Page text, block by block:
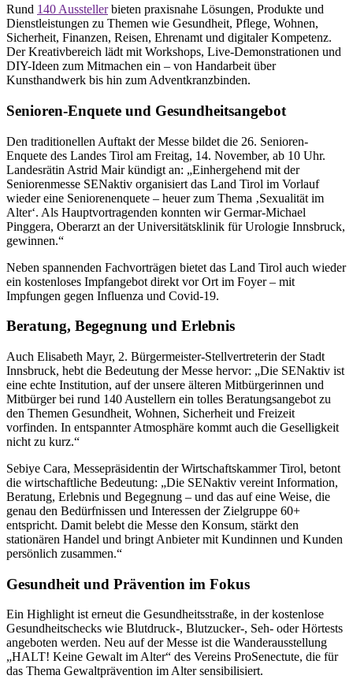
Rund 140 Ausstellerbieten praxisnahe Lösungen, Produkte und
Dienstleistungen zu Themen wie Gesundheit, Pflege, Wohnen,
Sicherheit, Finanzen, Reisen, Ehrenamt und digitaler Kompetenz.
Der Kreativbereich lädt mit Workshops, Live-Demonstrationen und
DIY-Ideen zum Mitmachen ein – von Handarbeit über
Kunsthandwerk bis hin zum Adventkranzbinden.
Senioren-Enquete und Gesundheitsangebot
Den traditionellen Auftakt der Messe bildet die 26. Senioren-
Enquete des Landes Tirol am Freitag, 14. November, ab 10 Uhr.
Landesrätin Astrid Mair kündigt an: „Einhergehend mit der
Seniorenmesse SENaktiv organisiert das Land Tirol im Vorlauf
wieder eine Seniorenenquete – heuer zum Thema ‚Sexualität im
Alter‘. Als Hauptvortragenden konnten wir Germar-Michael
Pinggera, Oberarzt an der Universitätsklinik für Urologie Innsbruck,
gewinnen.“
Neben spannenden Fachvorträgen bietet das Land Tirol auch wieder
ein kostenloses Impfangebot direkt vor Ort im Foyer – mit
Impfungen gegen Influenza und Covid-19.
Beratung, Begegnung und Erlebnis
Auch Elisabeth Mayr, 2. Bürgermeister-Stellvertreterin der Stadt
Innsbruck, hebt die Bedeutung der Messe hervor: „Die SENaktiv ist
eine echte Institution, auf der unsere älteren Mitbürgerinnen und
Mitbürger bei rund 140 Austellern ein tolles Beratungsangebot zu
den Themen Gesundheit, Wohnen, Sicherheit und Freizeit
vorfinden. In entspannter Atmosphäre kommt auch die Geselligkeit
nicht zu kurz.“
Sebiye Cara, Messepräsidentin der Wirtschaftskammer Tirol, betont
die wirtschaftliche Bedeutung: „Die SENaktiv vereint Information,
Beratung, Erlebnis und Begegnung – und das auf eine Weise, die
genau den Bedürfnissen und Interessen der Zielgruppe 60+
entspricht. Damit belebt die Messe den Konsum, stärkt den
stationären Handel und bringt Anbieter mit Kundinnen und Kunden
persönlich zusammen.“
Gesundheit und Prävention im Fokus
Ein Highlight ist erneut die Gesundheitsstraße, in der kostenlose
Gesundheitschecks wie Blutdruck-, Blutzucker-, Seh- oder Hörtests
angeboten werden. Neu auf der Messe ist die Wanderausstellung
„HALT! Keine Gewalt im Alter“ des Vereins ProSenectute, die für
das Thema Gewaltprävention im Alter sensibilisiert.